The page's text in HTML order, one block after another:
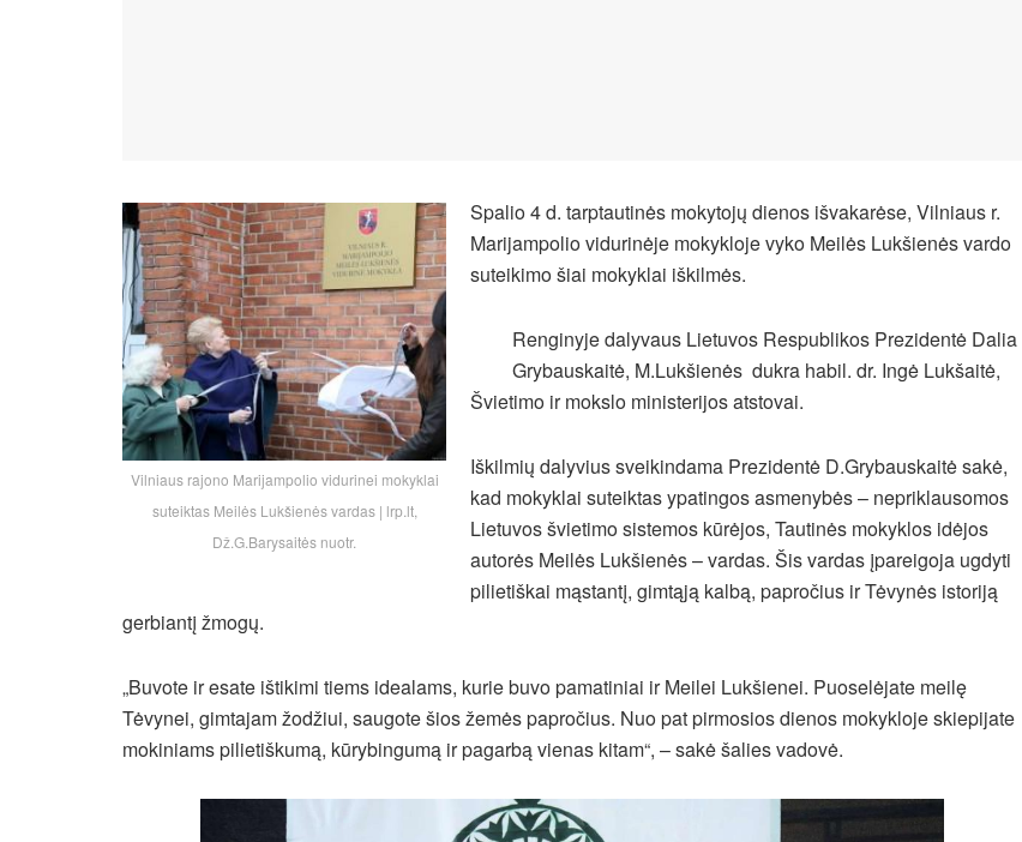
Vilniaus rajono Marijampolio vidurinei mokyklai
suteiktas Meilės Lukšienės vardas | lrp.lt,
Dž.G.Barysaitės nuotr.
Spalio 4 d. tarptautinės mokytojų dienos išvakarėse, Vilniaus r.
Marijampolio vidurinėje mokykloje vyko Meilės Lukšienės vardo
suteikimo šiai mokyklai iškilmės.
Renginyje dalyvaus Lietuvos Respublikos Prezidentė Dalia
Grybauskaitė, M.Lukšienės dukra habil. dr. Ingė Lukšaitė,
Švietimo ir mokslo ministerijos atstovai.
Iškilmių dalyvius sveikindama Prezidentė D.Grybauskaitė sakė,
kad mokyklai suteiktas ypatingos asmenybės – nepriklausomos
Lietuvos švietimo sistemos kūrėjos, Tautinės mokyklos idėjos
autorės Meilės Lukšienės – vardas. Šis vardas įpareigoja ugdyti
pilietiškai mąstantį, gimtąją kalbą, papročius ir Tėvynės istoriją
gerbiantį žmogų.
„Buvote ir esate ištikimi tiems idealams, kurie buvo pamatiniai ir Meilei Lukšienei. Puoselėjate meilę
Tėvynei, gimtajam žodžiui, saugote šios žemės papročius. Nuo pat pirmosios dienos mokykloje skiepijate
mokiniams pilietiškumą, kūrybingumą ir pagarbą vienas kitam“, – sakė šalies vadovė.